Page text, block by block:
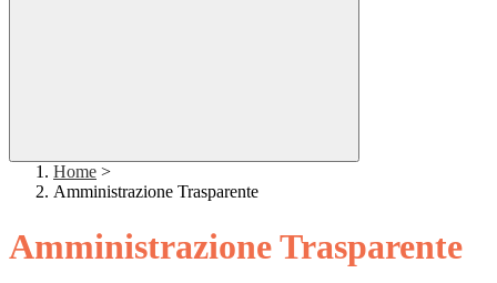
Home >
Amministrazione Trasparente
Amministrazione Trasparente